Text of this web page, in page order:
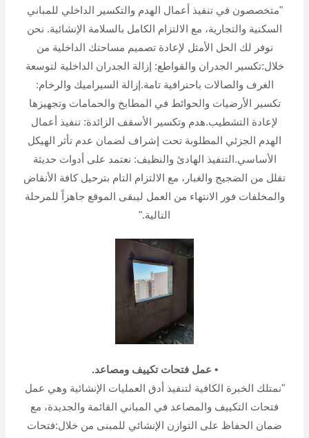
"متخصصون في تنفيذ أعمال الهدم والتكسير الداخلي للمباني
السكنية والتجارية، مع الالتزام الكامل بالسلامة الإنشائية. نحن
نوفر لك الحل الأمثل لإعادة تصميم مساحتك الداخلية من
خلال:تكسير الجدران والقواطع: إزالة الجدران الداخلية لتوسعة
الغرف والصالات باحترافية تامة.إزالة السيراميك والرخام:
تكسير الأرضيات والحوائط في المطابخ والحمامات وتجهيزها
لإعادة التشطيب.هدم وتكسير الأسقف الزائدة: تنفيذ أعمال
الهدم الجزئي المطلوبة تحت إشراف لضمان عدم تأثر الهيكل
الأساسي.التنفيذ الهادئ والنظيف: نعتمد على أدوات حديثة
تقلل من الضجيج والغبار، مع الالتزام التام بترحيل كافة الأنقاض
والمخلفات فور الانتهاء من العمل ليبقى الموقع جاهزاً للمرحلة
التالية."
• عمل فتحات تكييف ومصاعد.
"نمتلك الخبرة الكافية لتنفيذ أدق العمليات الإنشائية وهي عمل
فتحات التكييف والمصاعد في المباني القائمة والجديدة، مع
ضمان الحفاظ على التوازن الإنشائي للمبنى من خلال:فتحات